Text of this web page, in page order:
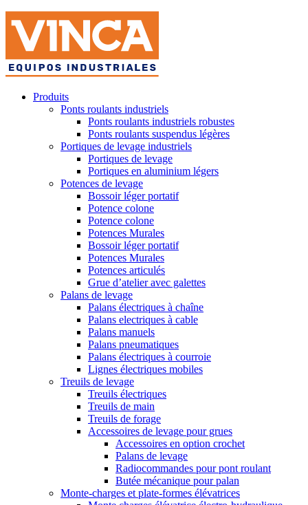
Produits
Ponts roulants industriels
Ponts roulants industriels robustes
Ponts roulants suspendus légères
Portiques de levage industriels
Portiques de levage
Portiques en aluminium légers
Potences de levage
Bossoir léger portatif
Potence colone
Potence colone
Potences Murales
Bossoir léger portatif
Potences Murales
Potences articulés
Grue d’atelier avec galettes
Palans de levage
Palans électriques à chaîne
Palans electriques à cable
Palans manuels
Palans pneumatiques
Palans électriques à courroie
Lignes électriques mobiles
Treuils de levage
Treuils électriques
Treuils de main
Treuils de forage
Accessoires de levage pour grues
Accessoires en option crochet
Palans de levage
Radiocommandes pour pont roulant
Butée mécanique pour palan
Monte-charges et plate-formes élévatrices